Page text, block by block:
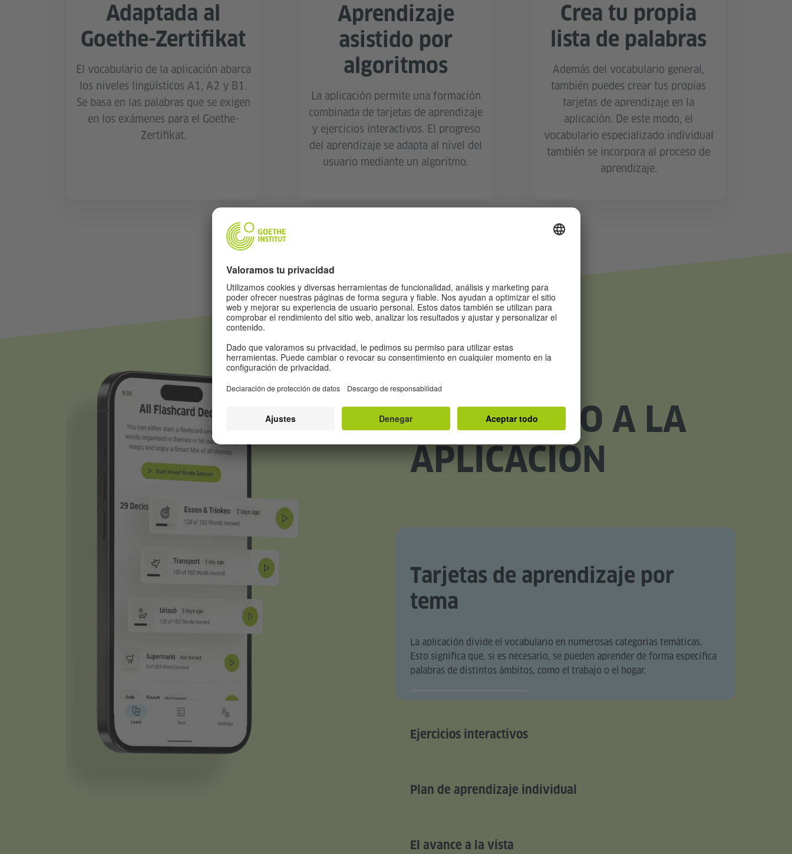
Adaptada al
Goethe-Zertifikat
El vocabulario de la aplicación abarca
los niveles lingüísticos A1, A2 y B1.
Se basa en las palabras que se exigen
en los exámenes para el Goethe-
Zertifikat.
Aprendizaje
asistido por
algoritmos
La aplicación permite una formación
combinada de tarjetas de aprendizaje
y ejercicios interactivos. El progreso
del aprendizaje se adapta al nivel del
usuario mediante un algoritmo.
Crea tu propia
lista de palabras
Además del vocabulario general,
también puedes crear tus propias
tarjetas de aprendizaje en la
aplicación. De este modo, el
vocabulario especializado individual
también se incorpora al proceso de
aprendizaje.
UN VISTAZO A LA
APLICACIÓN
Tarjetas de aprendizaje por
tema
La aplicación divide el vocabulario en numerosas categorías temáticas.
Esto significa que, si es necesario, se pueden aprender de forma específica
palabras de distintos ámbitos, como el trabajo o el hogar.
Ejercicios interactivos
Plan de aprendizaje individual
El avance a la vista